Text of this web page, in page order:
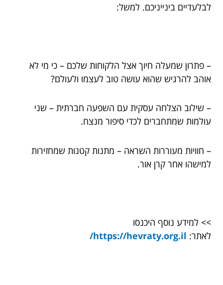
לבלעדיים בינייניכם. למשל:
– פתרון שמעלה חיוך אצל הלקוחות שלכם – כי מי לא
אוהב להרגיש שהוא עושה טוב לעצמו ולעולם?
– שילוב הצלחה עסקית עם השפעה חברתית – שני
עולמות שמתחברים לכדי סיפור מנצח.
– חוויות מעוררות השראה – מתנות קטנות שמחזירות
למישהו אחר קרן אור.
>> למידע נוסף היכנסו
לאתר: https://hevraty.org.il/